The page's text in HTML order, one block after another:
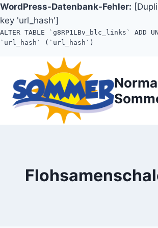
WordPress-Datenbank-Fehler:
key 'url_hash']
ALTER TABLE `g8RP1LBv_blc_links` ADD
`url_hash` (`url_hash`)
springen